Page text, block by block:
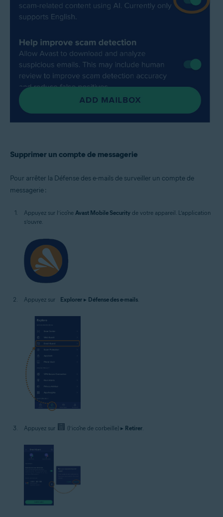
Supprimer un compte de messagerie
Pour arrêter la Défense des e-mails de surveiller un compte de
messagerie :
Appuyez sur l’icône Avast Mobile Security de votre appareil. L’application
s’ouvre.
Appuyez sur Explorer ▸ Défense des e-mails
Appuyez sur (l’icône de corbeille) ▸ Retirer.